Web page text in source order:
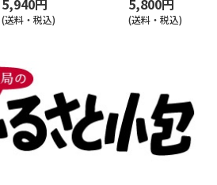
5,940円
(送料・税込)
5,800円
(送料・税込)